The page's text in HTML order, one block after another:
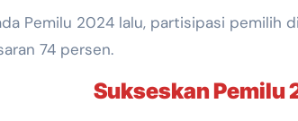
Pemilu 2024 lalu, partisipasi pemilih
74 persen.
Sukseskan Pemilu